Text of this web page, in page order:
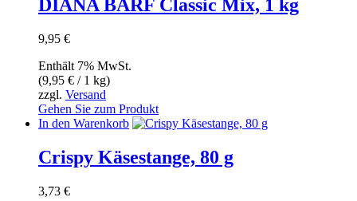
DIANA BARF Classic Mix, 1 kg
9,95 €
Enthält 7% MwSt.
(9,95 € / 1 kg)
zzgl. Versand
Gehen Sie zum Produkt
In den Warenkorb
Crispy Käsestange, 80 g
3,73 €